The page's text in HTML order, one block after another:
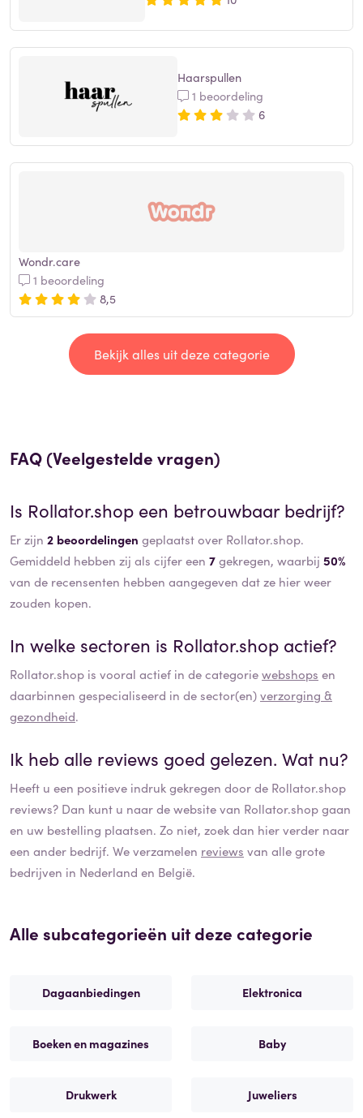
Haarspullen
1 beoordeling
6
Wondr.care
1 beoordeling
8,5
Bekijk alles uit deze categorie
FAQ (Veelgestelde vragen)
Is Rollator.shop een betrouwbaar bedrijf?
Er zijn 2 beoordelingen geplaatst over Rollator.shop.
Gemiddeld hebben zij als cijfer een 7gekregen, waarbij 50%
van de recensenten hebben aangegeven dat ze hier weer
zouden kopen.
In welke sectoren is Rollator.shop actief?
Rollator.shop is vooral actief in de categoriewebshops en
daarbinnen gespecialiseerd in de sector(en)verzorging &
gezondheid.
Ik heb alle reviews goed gelezen. Wat nu?
Heeft u een positieve indruk gekregen door de Rollator.shop
reviews? Dan kunt u naar de website van Rollator.shopgaan
en uw bestelling plaatsen. Zo niet, zoek dan hier verder naar
een ander bedrijf. We verzamelen reviews van alle grote
bedrijven in Nederland en België.
Alle subcategorieën uit deze categorie
Dagaanbiedingen Elektronica
Boeken en magazines Baby
Drukwerk Juweliers